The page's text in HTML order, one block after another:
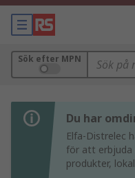
Sök efter MPN
Du har
Elfa-Distrelec
för att erbjuda
produkter,